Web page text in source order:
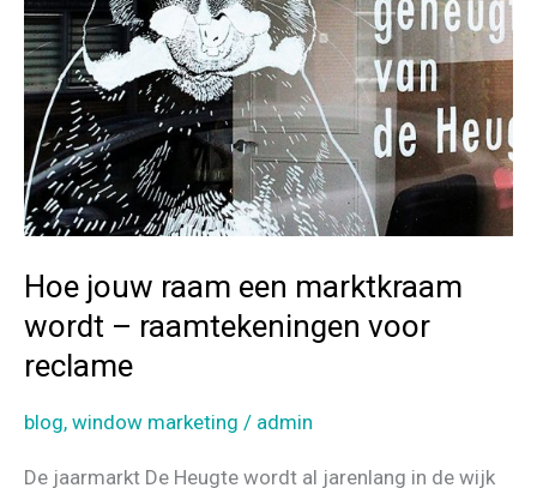
Hoe jouw raam een marktkraam
wordt – raamtekeningen voor
reclame
blog, window marketing / admin
De jaarmarkt De Heugte wordt al jarenlang in de wijk